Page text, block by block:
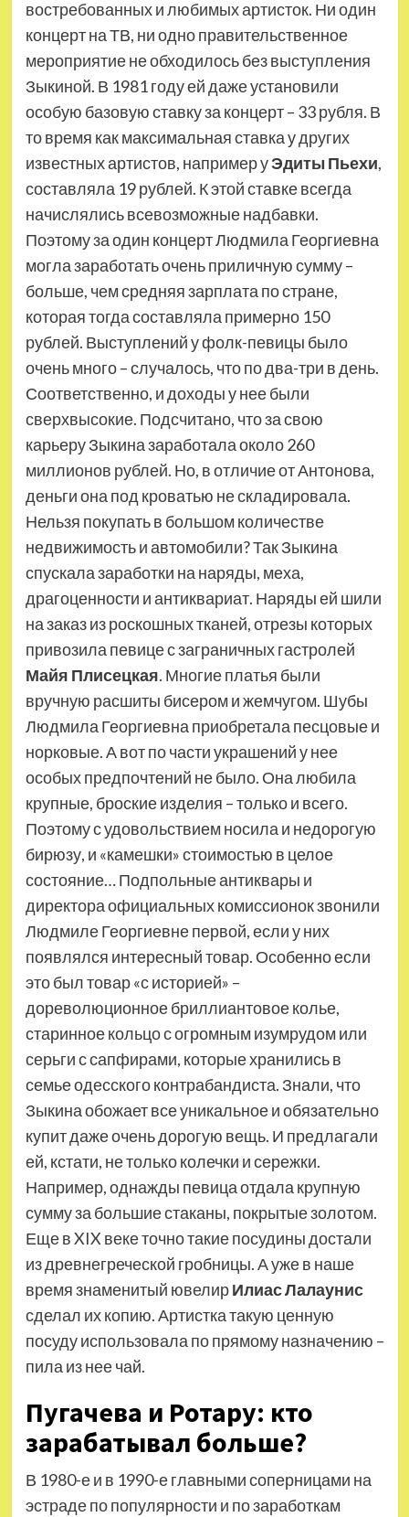
востребованных и любимых артисток. Ни один
концерт на ТВ, ни одно правительственное
мероприятие не обходилось без выступления
Зыкиной. В 1981 году ей даже установили
особую базовую ставку за концерт – 33 рубля. В
то время как максимальная ставка у других
известных артистов, например уЭдиты Пьехи,
составляла 19 рублей. К этой ставке всегда
начислялись всевозможные надбавки.
Поэтому за один концерт Людмила Георгиевна
могла заработать очень приличную сумму –
больше, чем средняя зарплата по стране,
которая тогда составляла примерно 150
рублей. Выступлений у фолк-певицы было
очень много – случалось, что по два-три в день.
Соответственно, и доходы у нее были
сверхвысокие. Подсчитано, что за свою
карьеру Зыкина заработала около 260
миллионов рублей. Но, в отличие от Антонова,
деньги она под кроватью не складировала.
Нельзя покупать в большом количестве
недвижимость и автомобили? Так Зыкина
спускала заработки на наряды, меха,
драгоценности и антиквариат. Наряды ей шили
на заказ из роскошных тканей, отрезы которых
привозила певице с заграничных гастролей
Майя Плисецкая. Многие платья были
вручную расшиты бисером и жемчугом. Шубы
Людмила Георгиевна приобретала песцовые и
норковые. А вот по части украшений у нее
особых предпочтений не было. Она любила
крупные, броские изделия – только и всего.
Поэтому с удовольствием носила и недорогую
бирюзу, и «камешки» стоимостью в целое
состояние… Подпольные антиквары и
директора официальных комиссионок звонили
Людмиле Георгиевне первой, если у них
появлялся интересный товар. Особенно если
это был товар «с историей» –
дореволюционное бриллиантовое колье,
старинное кольцо с огромным изумрудом или
серьги с сапфирами, которые хранились в
семье одесского контрабандиста. Знали, что
Зыкина обожает все уникальное и обязательно
купит даже очень дорогую вещь. И предлагали
ей, кстати, не только колечки и сережки.
Например, однажды певица отдала крупную
сумму за большие стаканы, покрытые золотом.
Еще в XIX веке точно такие посудины достали
из древнегреческой гробницы. А уже в наше
время знаменитый ювелирИлиас Лалаунис
сделал их копию. Артистка такую ценную
посуду использовала по прямому назначению –
пила из нее чай.
Пугачева и Ротару: кто
зарабатывал больше?
В 1980-е и в 1990-е главными соперницами на
эстраде по популярности и по заработкам